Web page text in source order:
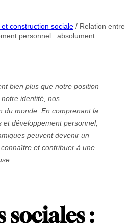
construction sociale / Relation entre
personnel : absolument
bien plus que notre position
identité, nos
du monde. En comprenant la
développement personnel,
peuvent devenir un
et contribuer à une
sociales :